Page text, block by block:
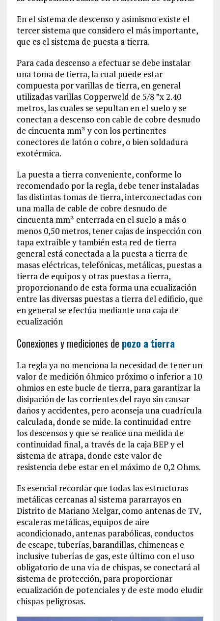
En el sistema de descenso y asimismo existe el
tercer sistema que considero el más importante,
que es el sistema de puesta a tierra.
Para cada descenso a efectuar se debe instalar
una toma de tierra, la cual puede estar
compuesta por varillas de tierra, en general
utilizadas varillas Copperweld de 5/8 ”x 2.40
metros, las cuales se sepultan en el suelo y se
conectan a descenso con cable de cobre desnudo
de cincuenta mm² y con los pertinentes
conectores de latón o cobre, o bien soldadura
exotérmica.
La puesta a tierra conveniente, conforme lo
recomendado por la regla, debe tener instaladas
las distintas tomas de tierra, interconectadas con
una malla de cable de cobre desnudo de
cincuenta mm² enterrada en el suelo a más o
menos 0,50 metros, tener cajas de inspección con
tapa extraíble y también esta red de tierra
general está conectada a la puesta a tierra de
masas eléctricas, telefónicas, metálicas, puestas a
tierra de equipos y otras puestas a tierra,
proporcionando de esta forma una ecualización
entre las diversas puestas a tierra del edificio, que
en general se efectúa mediante una caja de
ecualización
Conexiones y mediciones de pozo a tierra
La regla ya no menciona la necesidad de tener un
valor de medición óhmico próximo o inferior a 10
ohmios en este bucle de tierra, para garantizar la
disipación de las corrientes del rayo sin causar
daños y accidentes, pero aconseja una cuadrícula
calculada, donde se mide. la continuidad entre
los descensos y que se realice una medida de
continuidad final, a través de la caja BEP y el
sistema de atrapa, donde este valor de
resistencia debe estar en el máximo de 0,2 Ohms.
Es esencial recordar que todas las estructuras
metálicas cercanas al sistema pararrayos en
Distrito de Mariano Melgar, como antenas de TV,
escaleras metálicas, equipos de aire
acondicionado, antenas parabólicas, conductos
de escape, tuberías, barandillas, chimeneas e
inclusive tuberías de gas, este último con el uso
obligatorio de una vía de chispas, se conectará al
sistema de protección, para proporcionar
ecualización de potenciales y de este modo eludir
chispas peligrosas.